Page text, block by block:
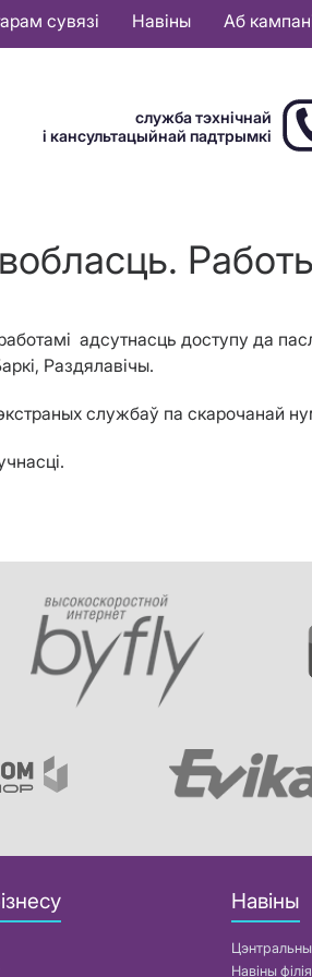
сувязі Навіны Аб
служба тэхнічнай
і кансультацыйнай падтрымкі
амі адсутнасць доступу да
i, Раздялавiчы.
службаў па скарочанай
Навіны
Навіны